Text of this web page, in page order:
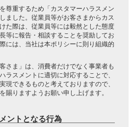
尊重するため「カスタマーハラスメン
ました。従業員等がお客さまからカス
た際は、従業員等には毅然とした態度
等に報告・相談することを奨励してお
には、当社は本ポリシーに則り組織的
さま」は、消費者だけでなく事業者も
ラスメントに適切に対応することで、
現できるものと考えておりますので、
賜りますようお願い申し上げます。
ントとなる行為